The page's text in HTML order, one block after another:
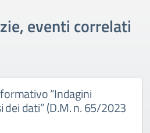
eventi correlati
“Indagini
dei dati” (D.M. n. 65/2023